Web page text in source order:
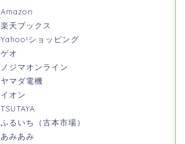
Amazon
楽天ブックス
Yahoo!ショッピング
ゲオ
ノジマオンライン
ヤマダ電機
イオン
TSUTAYA
ふるいち（古本市場）
あみあみ